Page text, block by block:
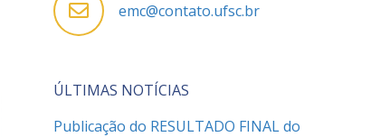
emc@contato.ufsc.br
ÚLTIMAS NOTÍCIAS
Publicação do RESULTADO FINAL do